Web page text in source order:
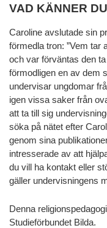
VAD KÄNNER
Caroline avslutade sin
förmedla tron: ”Vem tar
och var förväntas den
förmodligen en av dem
undervisar ungdomar
igen vissa saker från
att ta till sig
söka på nätet efter
genom sina
intresserade av att
du vill ha kontakt eller
gäller undervisningens
Denna
Studieförbundet Bilda.